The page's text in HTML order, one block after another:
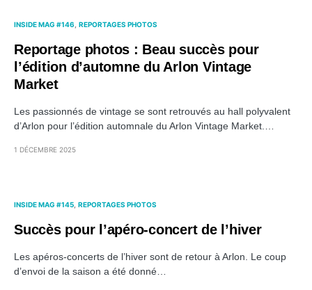
INSIDE MAG #146 REPORTAGES PHOTOS
Reportage photos : Beau succès pour
l’édition d’automne du Arlon Vintage
Market
Les passionnés de vintage se sont retrouvés au hall polyvalent
d’Arlon pour l’édition automnale du Arlon Vintage Market.…
1 DÉCEMBRE 2025
INSIDE MAG #145 REPORTAGES PHOTOS
Succès pour l’apéro-concert de l’hiver
Les apéros-concerts de l’hiver sont de retour à Arlon. Le coup
d’envoi de la saison a été donné…